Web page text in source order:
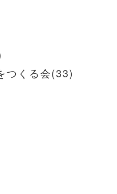
つくる会(33)